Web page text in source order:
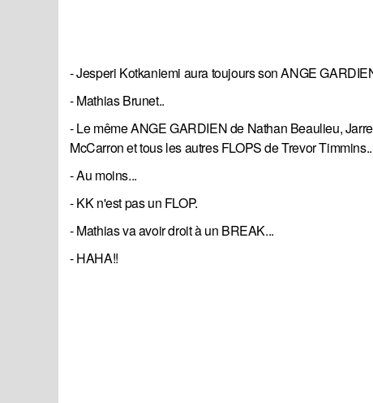
- Jesperi Kotkaniemi aura toujours son ANGE
- Mathias Brunet..
- Le même ANGE GARDIEN de Nathan Beaulieu,
McCarron et tous les autres FLOPS de Trevor Timmins..
- Au moins...
- KK n'est pas un FLOP.
- Mathias va avoir droit à un BREAK...
- HAHA!!